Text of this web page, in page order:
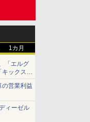
1カ月
「エルグ
ックス」
営業利益
ィーゼル